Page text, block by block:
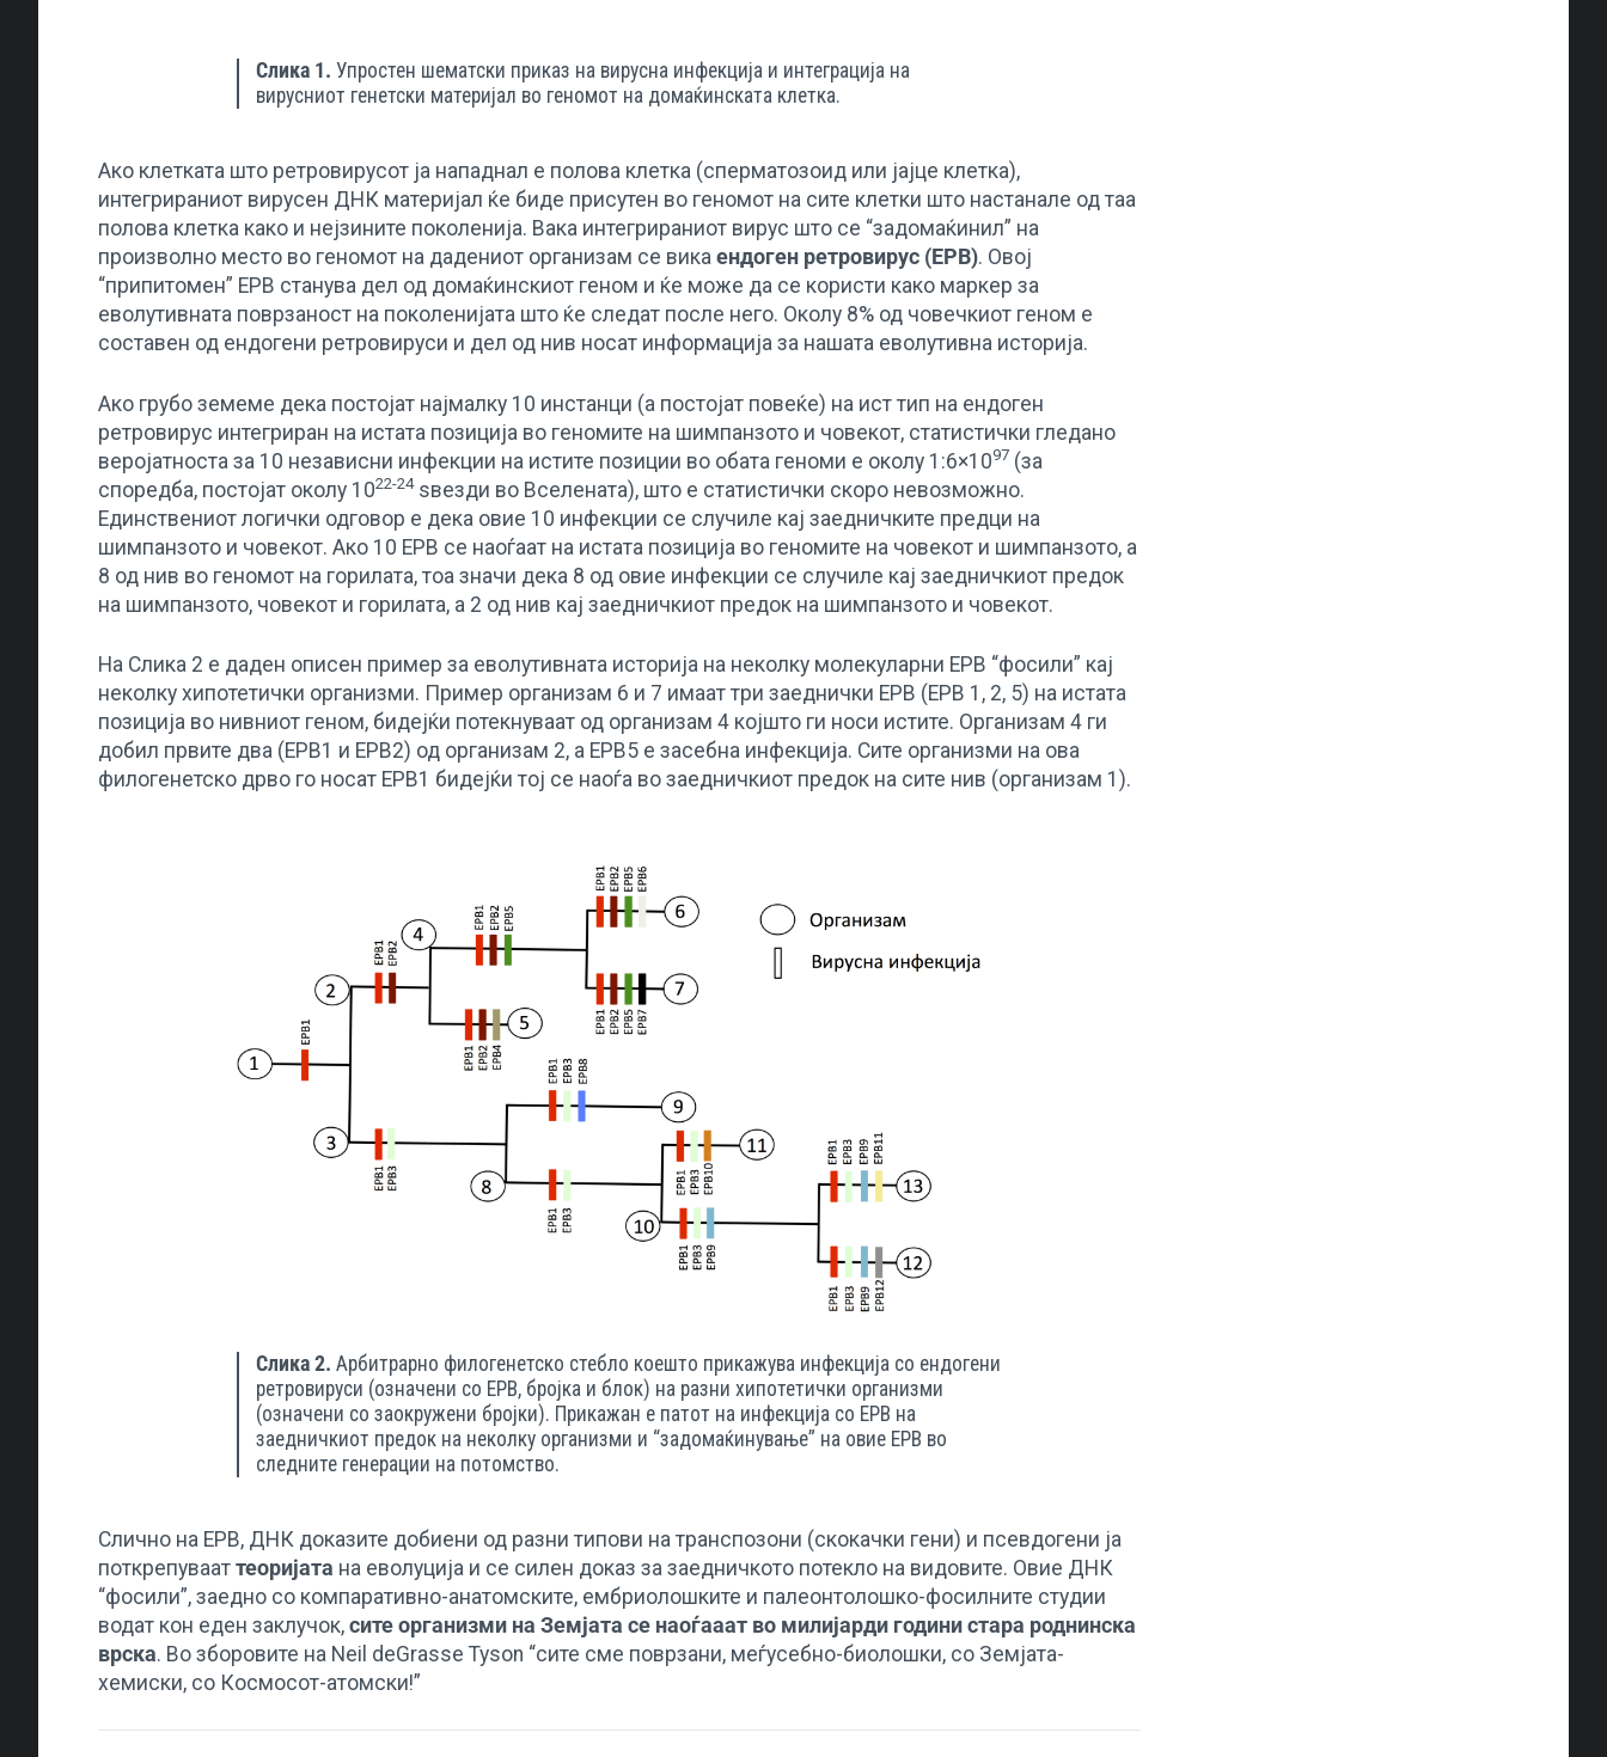
Слика 1. Упростен шематски приказ на вирусна инфекција и интеграција на
вирусниот генетски материјал во геномот на домаќинската клетка.
Ако клетката што ретровирусот ја нападнал е полова клетка (сперматозоид или јајце клетка),
интегрираниот вирусен ДНК материјал ќе биде присутен во геномот на сите клетки што настанале од таа
полова клетка како и нејзините поколенија. Вака интегрираниот вирус што се “задомаќинил” на
произволно место во геномот на дадениот организам се вика ендоген ретровирус (ЕРВ). Oвој
“припитомен” ЕРВ станува дел од домаќинскиот геном и ќе може да се користи како маркер за
еволутивната поврзаност на поколенијата што ќе следат после него. Околу 8% од човечкиот геном е
составен од ендогени ретровируси и дел од нив носат информација за нашата еволутивна историја.
Aко грубо земеме дека постојат најмалку 10 инстанци (а постојат повеќе) на ист тип на ендоген
ретровирус интегриран на истата позиција во геномите на шимпанзото и човекот, статистички гледано
веројатноста за 10 независни инфекции на истите позиции во обата геноми е околу 1:6×1097 (за
споредба, постојат околу 1022-24ѕвезди во Вселената), што е статистички скоро невозможно.
Единствениот логички одговор е дека овие 10 инфекции се случиле кај заедничките предци на
шимпанзото и човекот. Ако 10 ЕРВ се наоѓаат на истата позиција во геномите на човекот и шимпанзото, а
8 од нив во геномот на горилата, тоа значи дека 8 од овие инфекции се случиле кај заедничкиот предок
на шимпанзото, човекот и горилата, а 2 од нив кај заедничкиот предок на шимпанзото и човекот.
На Слика 2 е даден описен пример за еволутивната историја на неколку молекуларни ЕРВ “фосили” кај
неколку хипотетички организми. Пример организам 6 и 7 имаат три заеднички ЕРВ (ЕРВ 1, 2, 5) на истата
позиција во нивниот геном, бидејќи потекнуваат од организам 4 којшто ги носи истите. Организам 4 ги
добил првите два (ЕРВ1 и ЕРВ2) од организам 2, а ЕРВ5 е засебна инфекција. Сите организми на ова
филогенетско дрво го носат ЕРВ1 бидејќи тој се наоѓа во заедничкиот предок на сите нив (организам 1).
Слика 2. Арбитрарно филогенетско стебло коешто прикажува инфекција со ендогени
ретровируси (означени со ЕРВ, бројка и блок) на разни хипотетички организми
(означени со заокружени бројки). Прикажан е патот на инфекција со ЕРВ на
заедничкиот предок на неколку организми и “задомаќинување” на овие ЕРВ во
следните генерации на потомство.
Слично на ЕРВ, ДНК доказите добиени од разни типови на транспозони (скокачки гени) и псевдогени ja
поткрепуваат теоријата на еволуција и се силен доказ за заедничкото потекло на видовите. Овие ДНК
“фосили”, заедно со компаративно-анатомските, ембриолошките и палеонтолошко-фосилните студии
водат кон еден заклучок, сите организми на Земјата се наоѓааат во милијарди години стара роднинска
врска. Во зборовите на Neil deGrasse Tyson “сите сме поврзани, меѓусебно-биолошки, со Земјата-
хемиски, со Космосот-атомски!”